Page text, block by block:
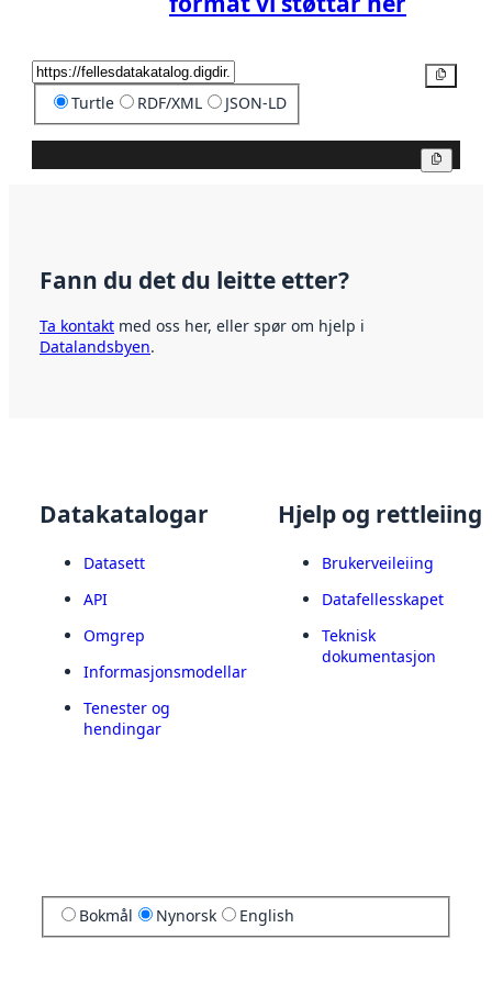
Turtle RDF/XML JSON-LD
Fann du det du leitte etter?
Ta kontakt med oss her, eller spør om hjelp i
Datalandsbyen.
Datakatalogar
Datasett
API
Omgrep
Informasjonsmodellar
Tenester og
hendingar
Hjelp og rettleiing
Brukerveileiing
Datafellesskapet
Teknisk
dokumentasjon
Bokmål Nynorsk English